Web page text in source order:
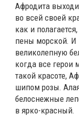
Афродита
во всей своей
как и полагается,
пены морской. И
великолепную
когда все герои
такой красоте,
шипом розы.
белоснежные
в ярко-красный.